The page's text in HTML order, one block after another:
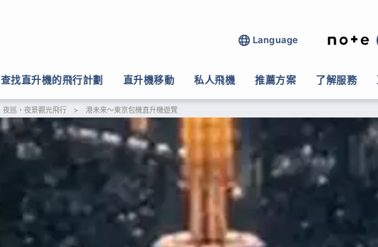
Language
查找直升機的飛行計劃 直升機移動 私人飛機 推薦方案 了解服務
夜巡，夜景觀光飛行 > 港未來〜東京包機直升機遊覽